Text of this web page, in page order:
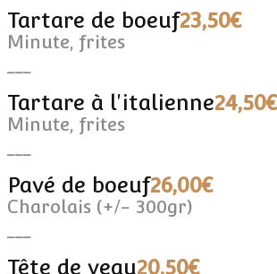
Tartare de boeuf23,50€
Minute, frites
Tartare à l'italienne24,50€
Minute, frites
Pavé de boeuf26,00€
Charolais (+/- 300gr)
Tête de veau20,50€